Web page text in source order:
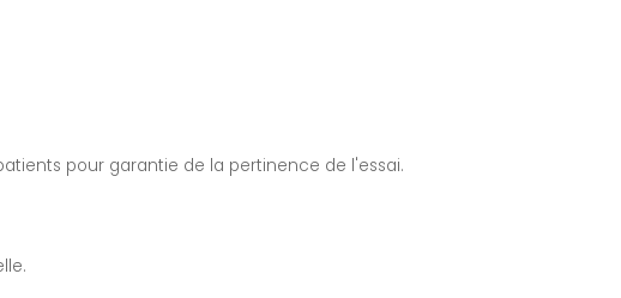
pour garantie de la pertinence de l'essai.